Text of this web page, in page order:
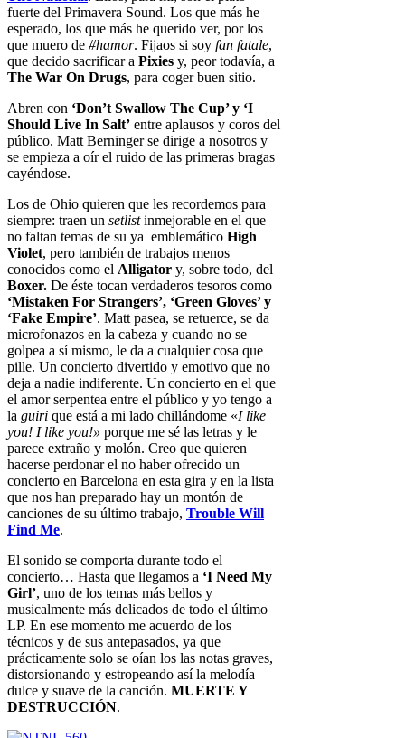
fuerte del Primavera Sound. Los que más he
esperado, los que más he querido ver, por los
que muero de #hamor. Fijaos si soy fan fatale,
que decido sacrificar a Pixies y, peor todavía, a
The War On Drugs, para coger buen sitio.
Abren con ‘Don’t Swallow The Cup’ y ‘I
Should Live In Salt’ entre aplausos y coros del
público. Matt Berninger se dirige a nosotros y
se empieza a oír el ruido de las primeras bragas
cayéndose.
Los de Ohio quieren que les recordemos para
siempre: traen un setlistinmejorable en el que
no faltan temas de su ya emblemático High
Violet, pero también de trabajos menos
conocidos como el Alligator y, sobre todo, del
Boxer. De éste tocan verdaderos tesoros como
‘Mistaken For Strangers’, ‘Green Gloves’ y
‘Fake Empire’. Matt pasea, se retuerce, se da
microfonazos en la cabeza y cuando no se
golpea a sí mismo, le da a cualquier cosa que
pille. Un concierto divertido y emotivo que no
deja a nadie indiferente. Un concierto en el que
el amor serpentea entre el público y yo tengo a
la guiri que está a mi lado chillándome «I like
you! I like you!» porque me sé las letras y le
parece extraño y molón. Creo que quieren
hacerse perdonar el no haber ofrecido un
concierto en Barcelona en esta gira y en la lista
que nos han preparado hay un montón de
canciones de su último trabajo, Trouble Will
Find Me.
El sonido se comporta durante todo el
concierto… Hasta que llegamos a ‘I Need My
Girl’, uno de los temas más bellos y
musicalmente más delicados de todo el último
LP. En ese momento me acuerdo de los
técnicos y de sus antepasados, ya que
prácticamente solo se oían los las notas graves,
distorsionando y estropeando así la melodía
dulce y suave de la canción. MUERTE Y
DESTRUCCIÓN.